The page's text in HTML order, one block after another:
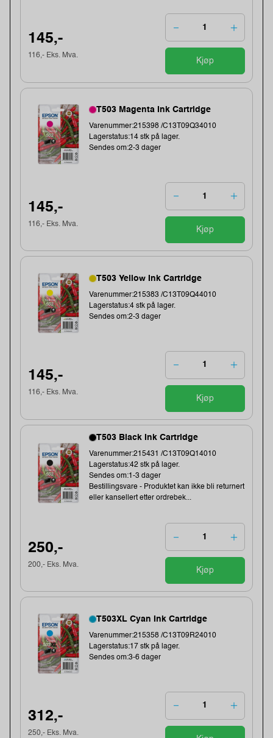
145,-
116,- Eks. Mva.
Kjøp
T503 Magenta Ink Cartridge
Varenummer:215398 /C13T09Q34010
Lagerstatus:14 stk på lager.
Sendes om:2-3 dager
145,-
116,- Eks. Mva.
Kjøp
T503 Yellow Ink Cartridge
Varenummer:215383 /C13T09Q44010
Lagerstatus:4 stk på lager.
Sendes om:2-3 dager
145,-
116,- Eks. Mva.
Kjøp
T503 Black Ink Cartridge
Varenummer:215431 /C13T09Q14010
Lagerstatus:42 stk på lager.
Sendes om:1-3 dager
Bestillingsvare - Produktet kan ikke bli returnert
eller kansellert etter ordrebek...
250,-
200,- Eks. Mva.
Kjøp
T503XL Cyan Ink Cartridge
Varenummer:215358 /C13T09R24010
Lagerstatus:17 stk på lager.
Sendes om:3-6 dager
312,-
250,- Eks. Mva.